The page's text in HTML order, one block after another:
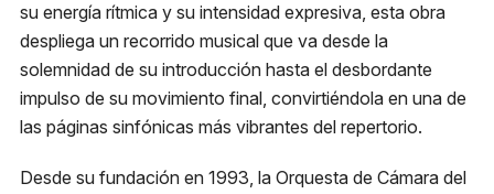
su energía rítmica y su intensidad expresiva, esta obra
despliega un recorrido musical que va desde la
solemnidad de su introducción hasta el desbordante
impulso de su movimiento final, convirtiéndola en una de
las páginas sinfónicas más vibrantes del repertorio.
Desde su fundación en 1993, la Orquesta de Cámara del